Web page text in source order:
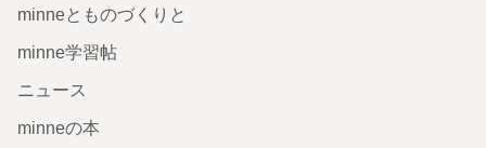
minneとものづくりと
minne学習帖
ニュース
minneの本